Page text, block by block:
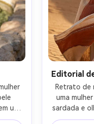
um
Editorial
Retrato de
uma
sardada e
confiante,